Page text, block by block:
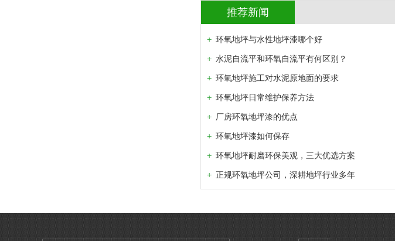
推荐新闻
环氧地坪与水性地坪漆哪个好
水泥自流平和环氧自流平有何区别？
环氧地坪施工对水泥原地面的要求
环氧地坪日常维护保养方法
厂房环氧地坪漆的优点
环氧地坪漆如何保存
环氧地坪耐磨环保美观，三大优选方案
正规环氧地坪公司，深耕地坪行业多年